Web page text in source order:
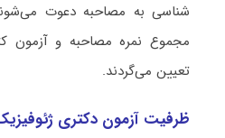
شناسی به مصاحبه دعوت
مجموع نمره مصاحبه و آزمون
تعیین می‌گردند.
ظرفیت آزمون دکتری